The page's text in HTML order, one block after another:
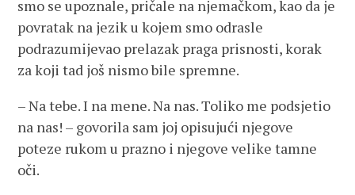
smo se upoznale, pričale na njemačkom, kao da je
povratak na jezik u kojem smo odrasle
podrazumijevao prelazak praga prisnosti, korak
za koji tad još nismo bile spremne.
– Na tebe. I na mene. Na nas. Toliko me podsjetio
na nas! – govorila sam joj opisujući njegove
poteze rukom u prazno i njegove velike tamne
oči.